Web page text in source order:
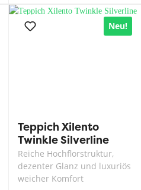
Neu!
Teppich Xilento
Twinkle Silverline
Reiche Hochflorstruktur,
dezenter Glanz und luxuriös
weicher Komfort